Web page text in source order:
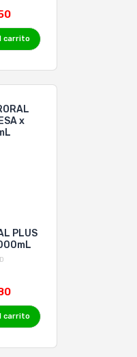
carrito
PLUS
carrito